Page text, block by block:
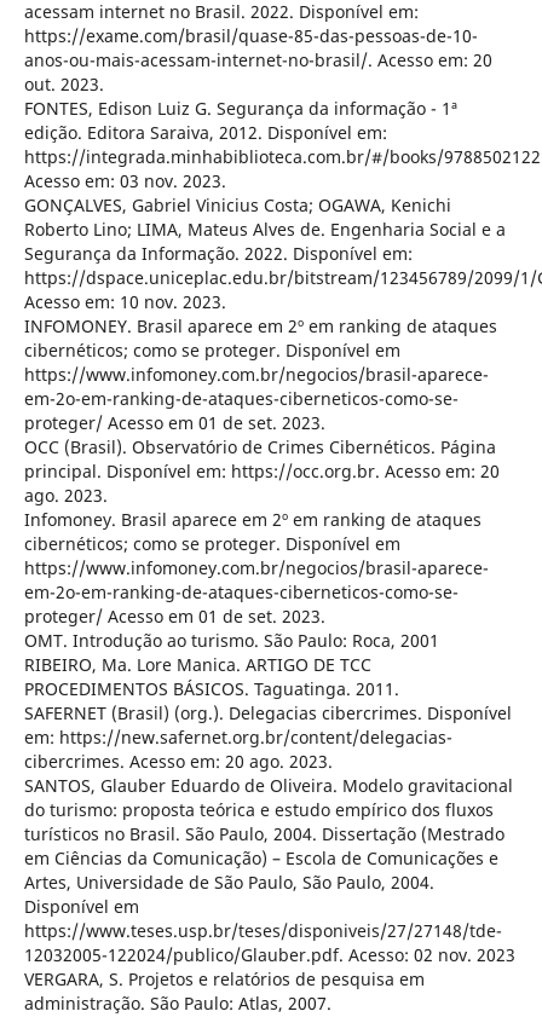
acessam internet no Brasil. 2022. Disponível em:
https://exame.com/brasil/quase-85-das-pessoas-de-10-
anos-ou-mais-acessam-internet-no-brasil/. Acesso em: 20
out. 2023.
FONTES, Edison Luiz G. Segurança da informação - 1ª
edição. Editora Saraiva, 2012. Disponível em:
https://integrada.minhabiblioteca.com.br/#/books/
Acesso em: 03 nov. 2023.
GONÇALVES, Gabriel Vinicius Costa; OGAWA, Kenichi
Roberto Lino; LIMA, Mateus Alves de. Engenharia Social e a
Segurança da Informação. 2022. Disponível em:
https://dspace.uniceplac.edu.br/bitstream/123456789/2099/1/
Acesso em: 10 nov. 2023.
INFOMONEY. Brasil aparece em 2º em ranking de ataques
cibernéticos; como se proteger. Disponível em
https://www.infomoney.com.br/negocios/brasil-aparece-
em-2o-em-ranking-de-ataques-ciberneticos-como-se-
proteger/ Acesso em 01 de set. 2023.
OCC (Brasil). Observatório de Crimes Cibernéticos. Página
principal. Disponível em: https://occ.org.br. Acesso em: 20
ago. 2023.
Infomoney. Brasil aparece em 2º em ranking de ataques
cibernéticos; como se proteger. Disponível em
https://www.infomoney.com.br/negocios/brasil-aparece-
em-2o-em-ranking-de-ataques-ciberneticos-como-se-
proteger/ Acesso em 01 de set. 2023.
OMT. Introdução ao turismo. São Paulo: Roca, 2001
RIBEIRO, Ma. Lore Manica. ARTIGO DE TCC
PROCEDIMENTOS BÁSICOS. Taguatinga. 2011.
SAFERNET (Brasil) (org.). Delegacias cibercrimes. Disponível
em: https://new.safernet.org.br/content/delegacias-
cibercrimes. Acesso em: 20 ago. 2023.
SANTOS, Glauber Eduardo de Oliveira. Modelo gravitacional
do turismo: proposta teórica e estudo empírico dos fluxos
turísticos no Brasil. São Paulo, 2004. Dissertação (Mestrado
em Ciências da Comunicação) – Escola de Comunicações e
Artes, Universidade de São Paulo, São Paulo, 2004.
Disponível em
https://www.teses.usp.br/teses/disponiveis/27/27148/tde-
12032005-122024/publico/Glauber.pdf. Acesso: 02 nov. 2023
VERGARA, S. Projetos e relatórios de pesquisa em
administração. São Paulo: Atlas, 2007.